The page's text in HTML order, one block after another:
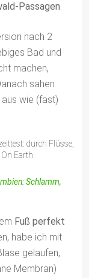
Passagen.
nach 2
Bad und
machen,
sahen
wie (fast)
Schlamm,
Fuß perfekt
habe ich mit
gelaufen,
Membran)